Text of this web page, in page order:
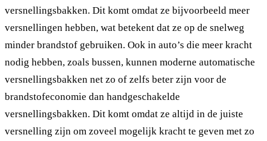
versnellingsbakken. Dit komt omdat ze bijvoorbeeld meer
versnellingen hebben, wat betekent dat ze op de snelweg
minder brandstof gebruiken. Ook in auto’s die meer kracht
nodig hebben, zoals bussen, kunnen moderne automatische
versnellingsbakken net zo of zelfs beter zijn voor de
brandstofeconomie dan handgeschakelde
versnellingsbakken. Dit komt omdat ze altijd in de juiste
versnelling zijn om zoveel mogelijk kracht te geven met zo